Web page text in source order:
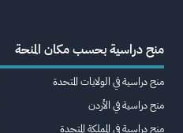
منح دراسية بحسب مكان المنحة
منح دراسية في الولايات المتحدة
منح دراسية في الأردن
منح دراسية في المملكة المتحدة